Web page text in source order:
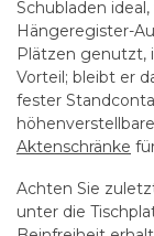
Schubladen
Hängeregister-
Plätzen genutzt,
Vorteil; bleibt er
fester
höhenverstellbare
Aktenschränke
Achten Sie
unter die